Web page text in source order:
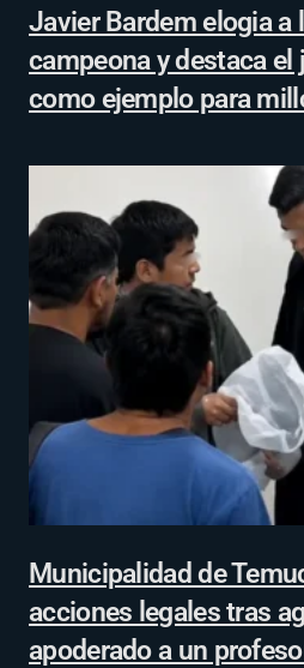
Javier Bardem elogia a
campeona y destaca
como ejemplo para
Municipalidad de
acciones legales tras
apoderado a un